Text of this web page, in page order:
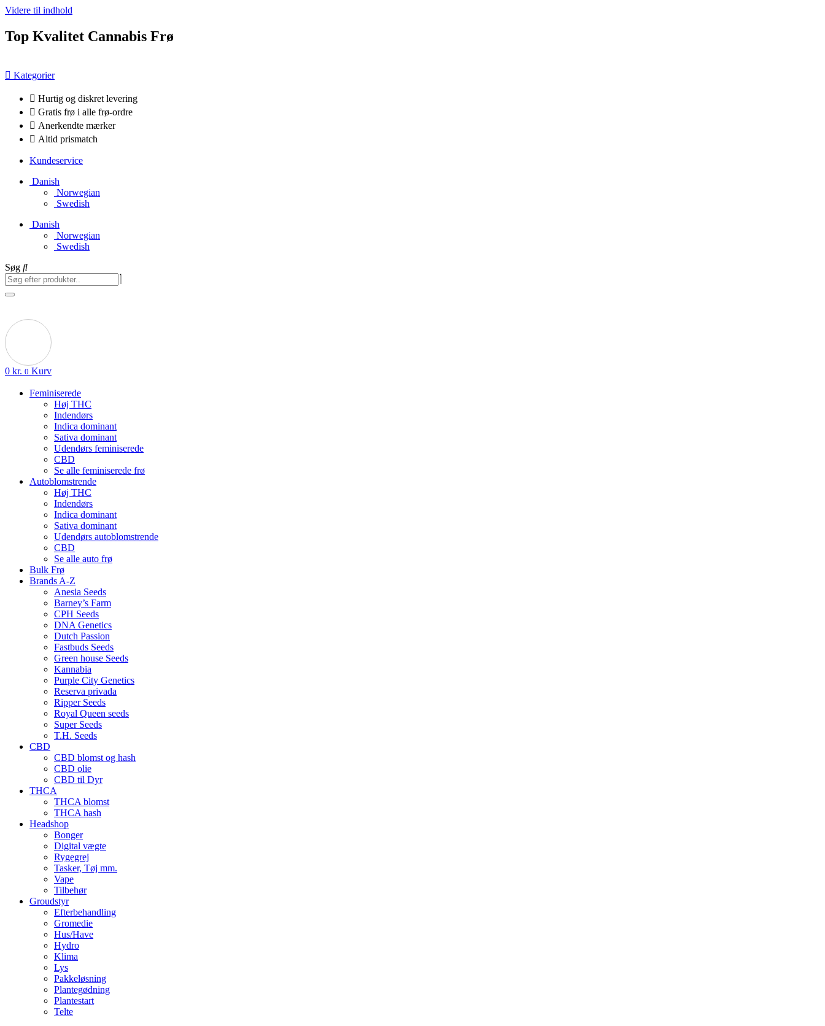
Videre til indhold
Top Kvalitet Cannabis Frø
Kategorier
Hurtig og diskret levering
Gratis frø i alle frø-ordre
Anerkendte mærker
Altid prismatch
Kundeservice
Danish
Norwegian
Swedish
Danish
Norwegian
Swedish
Søg
0 kr. 0 Kurv
Feminiserede
Høj THC
Indendørs
Indica dominant
Sativa dominant
Udendørs feminiserede
CBD
Se alle feminiserede frø
Autoblomstrende
Høj THC
Indendørs
Indica dominant
Sativa dominant
Udendørs autoblomstrende
CBD
Se alle auto frø
Bulk Frø
Brands A-Z
Anesia Seeds
Barney’s Farm
CPH Seeds
DNA Genetics
Dutch Passion
Fastbuds Seeds
Green house Seeds
Kannabia
Purple City Genetics
Reserva privada
Ripper Seeds
Royal Queen seeds
Super Seeds
T.H. Seeds
CBD
CBD blomst og hash
CBD olie
CBD til Dyr
THCA
THCA blomst
THCA hash
Headshop
Bonger
Digital vægte
Rygegrej
Tasker, Tøj mm.
Vape
Tilbehør
Groudstyr
Efterbehandling
Gromedie
Hus/Have
Hydro
Klima
Lys
Pakkeløsning
Plantegødning
Plantestart
Telte